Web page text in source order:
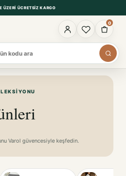
ÜZERI ÜCRETSIZ KARGO
0
Varol güvencesiyle keşfedin.